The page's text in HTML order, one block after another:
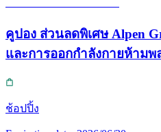
คูปอง ส่วนลดพิเศษ Alpen
และการออกกำลังกายห้ามพ
ช้อปปิ้ง